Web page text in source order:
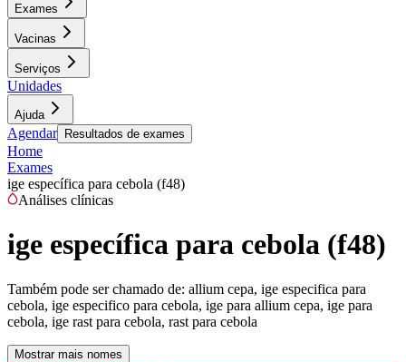
Exames
Vacinas
Serviços
Unidades
Ajuda
Agendar Resultados de exames
Home
Exames
ige específica para cebola (f48)
Análises clínicas
ige específica para cebola (f48)
Também pode ser chamado de: allium cepa, ige especifica para
cebola, ige especifico para cebola, ige para allium cepa, ige para
cebola, ige rast para cebola, rast para cebola
Mostrar mais nomes